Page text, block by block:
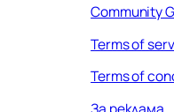
Community
Terms of
Terms of